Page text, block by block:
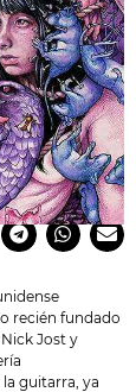
recién fundado
Jost y
guitarra, ya